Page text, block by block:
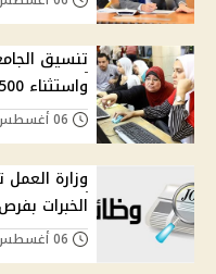
واستثناء 1500 من الأوائل من التوزيع الجغرافي
الخبرات